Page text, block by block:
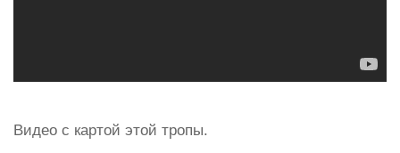
Видео с картой этой тропы.